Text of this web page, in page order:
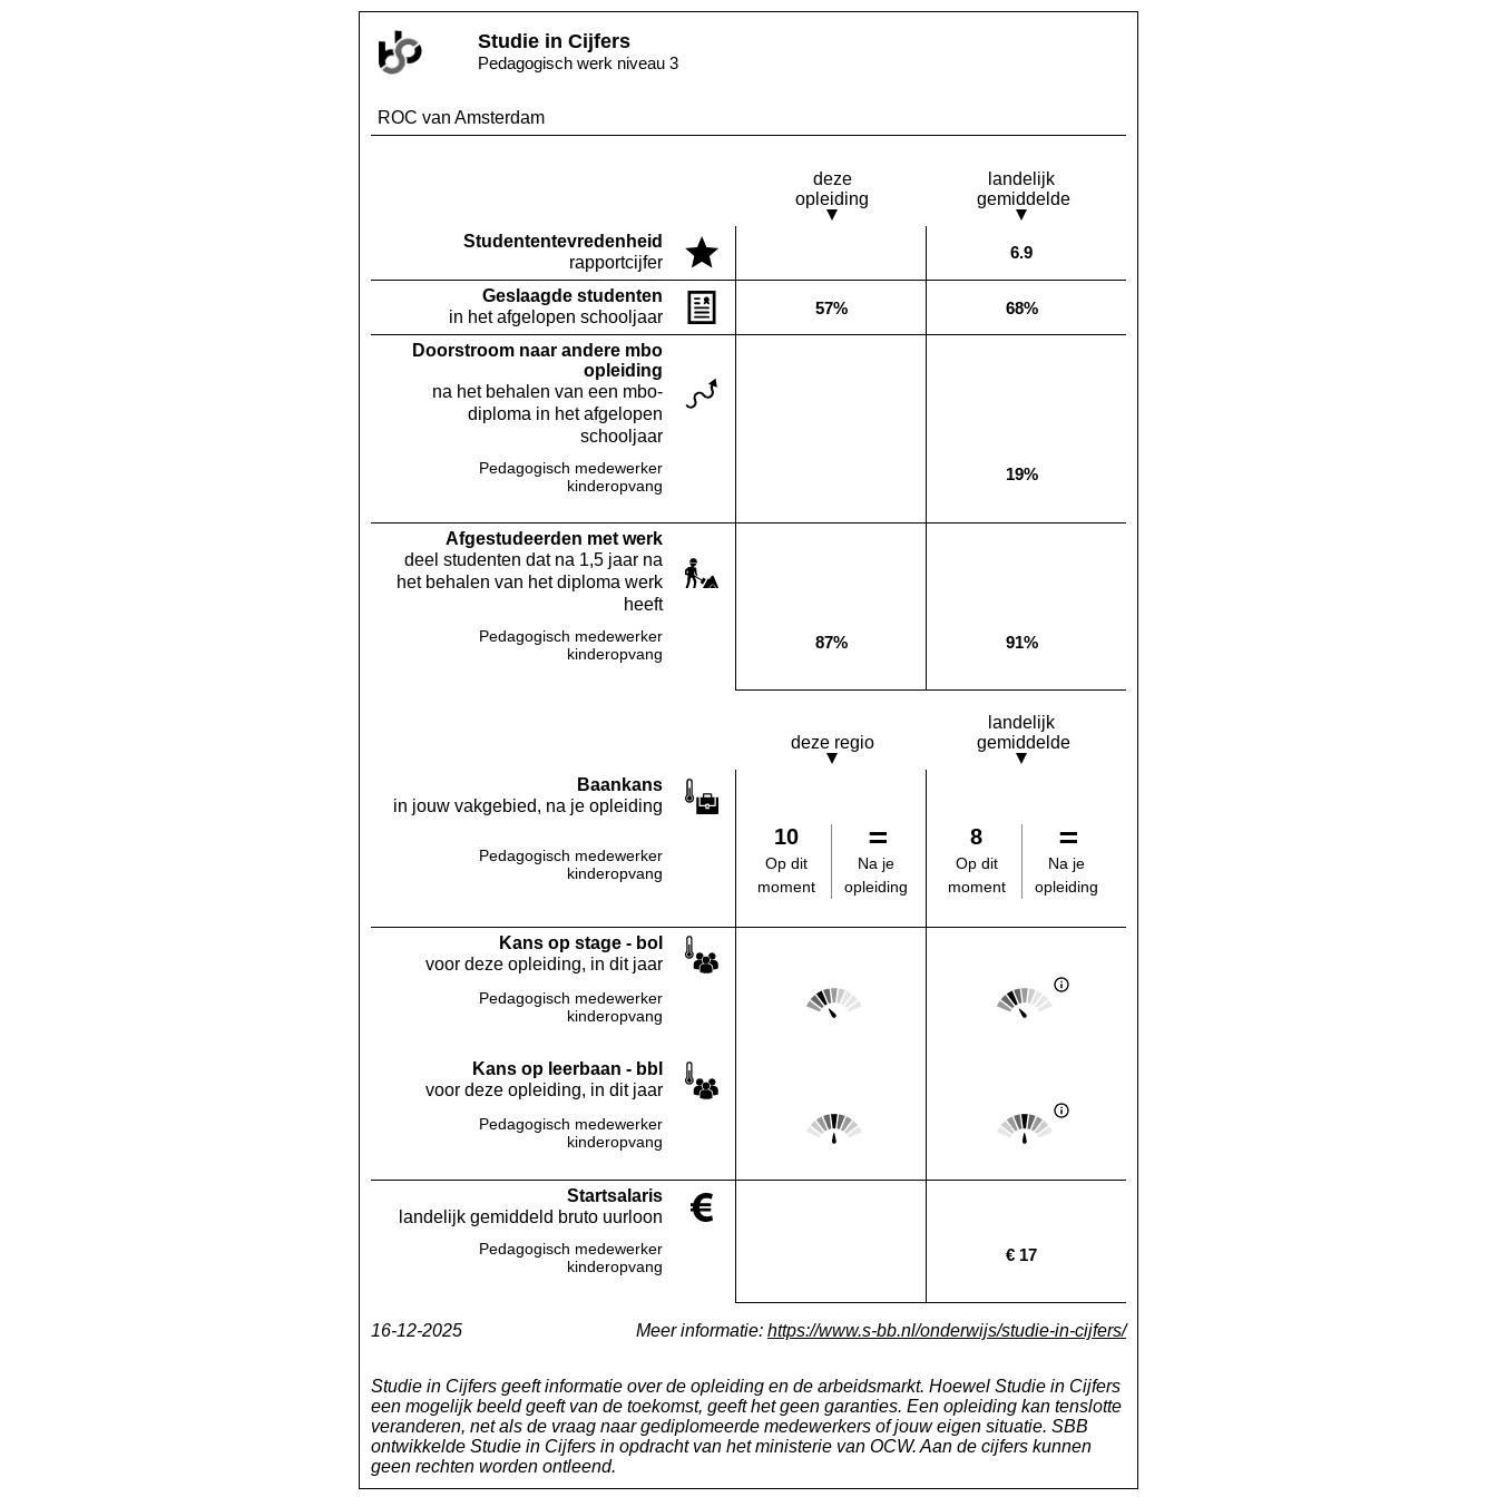
Studie in Cijfers
Pedagogisch werk niveau 3
ROC van Amsterdam
deze
opleiding
landelijk
gemiddelde
Studenten­tevredenheid
rapportcijfer
Landelijk gemiddelde:
6.9
Geslaagde studenten
in het afgelopen schooljaar
Deze opleiding:
57% Landelijk gemiddelde:
68%
Doorstroom naar andere mbo
opleiding
na het behalen van een mbo-
diploma in het afgelopen
schooljaar
Pedagogisch medewerker
kinderopvang
Landelijk gemiddelde:
19%
Af­gestudeerden met werk
deel studenten dat na 1,5 jaar na
het behalen van het diploma werk
heeft
Pedagogisch medewerker
kinderopvang
Deze opleiding:
87% Landelijk gemiddelde:
91%
deze regio
landelijk
gemiddelde
Baankans
in jouw vakgebied, na je opleiding
Pedagogisch medewerker
kinderopvang
10
Op dit
moment
Na je
opleiding
8
Op dit
moment
Na je
opleiding
Kans op stage - bol
voor deze opleiding, in dit jaar
Pedagogisch medewerker
kinderopvang
Deze regio:
Score: 2 van 5
Landelijk gemiddelde:
Score: 2 van 5
Kans op leerbaan - bbl
voor deze opleiding, in dit jaar
Pedagogisch medewerker
kinderopvang
Deze regio:
Score: 3 van 5
Landelijk gemiddelde:
Score: 3 van 5
Startsalaris
landelijk gemiddeld bruto uurloon
Pedagogisch medewerker
kinderopvang
Landelijk gemiddelde:
€ 17
16-12-2025 Meer informatie: https://www.s-bb.nl/onderwijs/studie-in-cijfers/
Studie in Cijfers geeft informatie over de opleiding en de arbeidsmarkt. Hoewel Studie in Cijfers
een mogelijk beeld geeft van de toekomst, geeft het geen garanties. Een opleiding kan tenslotte
veranderen, net als de vraag naar gediplomeerde medewerkers of jouw eigen situatie. SBB
ontwikkelde Studie in Cijfers in opdracht van het ministerie van OCW. Aan de cijfers kunnen
geen rechten worden ontleend.